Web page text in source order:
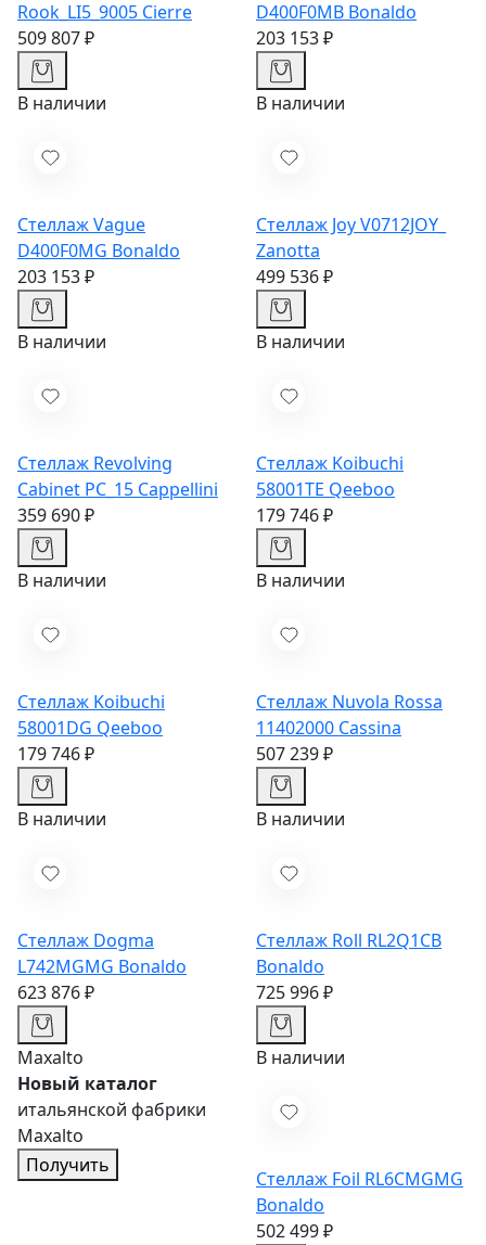
Rook_LI5_9005 Cierre
509 807 ₽
D400F0MB Bonaldo
203 153 ₽
В наличии
Стеллаж Vague
D400F0MG Bonaldo
203 153 ₽
В наличии
Стеллаж Joy V0712JOY_
Zanotta
499 536 ₽
В наличии
Стеллаж Revolving
Cabinet PC_15 Cappellini
359 690 ₽
В наличии
Стеллаж Koibuchi
58001TE Qeeboo
179 746 ₽
В наличии
Стеллаж Koibuchi
58001DG Qeeboo
179 746 ₽
В наличии
Стеллаж Nuvola Rossa
11402000 Cassina
507 239 ₽
В наличии
Стеллаж Dogma
L742MGMG Bonaldo
623 876 ₽
В наличии
Стеллаж Roll RL2Q1CB
Bonaldo
725 996 ₽
Maxalto
Новый каталог
итальянской фабрики
Maxalto
Получить
В наличии
Стеллаж Foil RL6CMGMG
Bonaldo
502 499 ₽